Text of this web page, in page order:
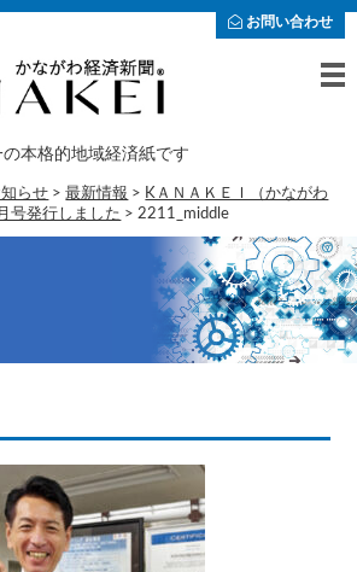
お問い合わせ
の本格的地域経済紙です
知らせ >最新情報 > KＡＮＡＫＥＩ（かながわ
号発行しました > 2211_middle